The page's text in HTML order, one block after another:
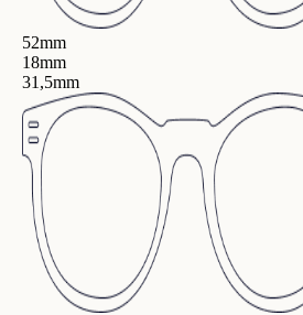
52mm
18mm
31,5mm